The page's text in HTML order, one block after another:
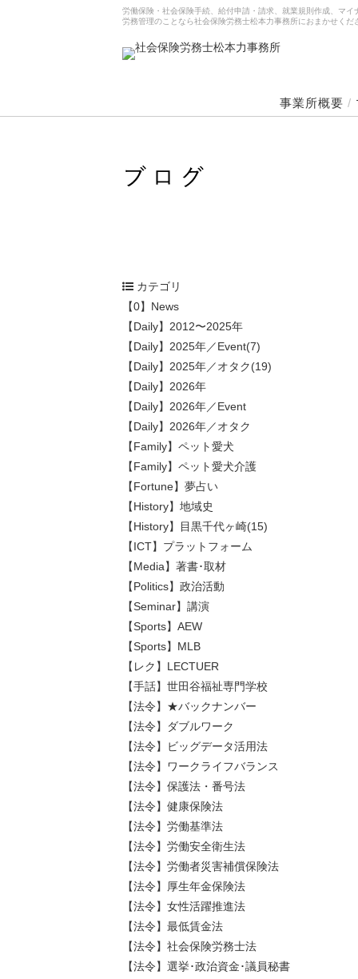
労働保険・社会保険手続、給付申請・請求、就業規則作成、マ
労務管理のことなら社会保険労務士松本力事務所におまかせくだ
事業所概要 /
カテゴリ
【0】News
【Daily】2012〜2025年
【Daily】2025年／Event(7)
【Daily】2025年／オタク(19)
【Daily】2026年
【Daily】2026年／Event
【Daily】2026年／オタク
【Family】ペット愛犬
【Family】ペット愛犬介護
【Fortune】夢占い
【History】地域史
【History】目黒千代ヶ崎(15)
【ICT】プラットフォーム
【Media】著書･取材
【Politics】政治活動
【Seminar】講演
【Sports】AEW
【Sports】MLB
【レク】LECTUER
【手話】世田谷福祉専門学校
【法令】★バックナンバー
【法令】ダブルワーク
【法令】ビッグデータ活用法
【法令】ワークライフバランス
【法令】保護法・番号法
【法令】健康保険法
【法令】労働基準法
【法令】労働安全衛生法
【法令】労働者災害補償保険法
【法令】厚生年金保険法
【法令】女性活躍推進法
【法令】最低賃金法
【法令】社会保険労務士法
【法令】選挙･政治資金･議員秘書